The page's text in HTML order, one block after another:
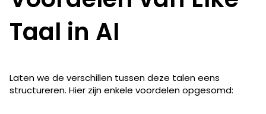
Taal in AI
Laten we de verschillen tussen deze talen eens
structureren. Hier zijn enkele voordelen opgesomd: